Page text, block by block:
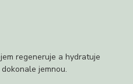
regeneruje a hydratuje
jemnou.